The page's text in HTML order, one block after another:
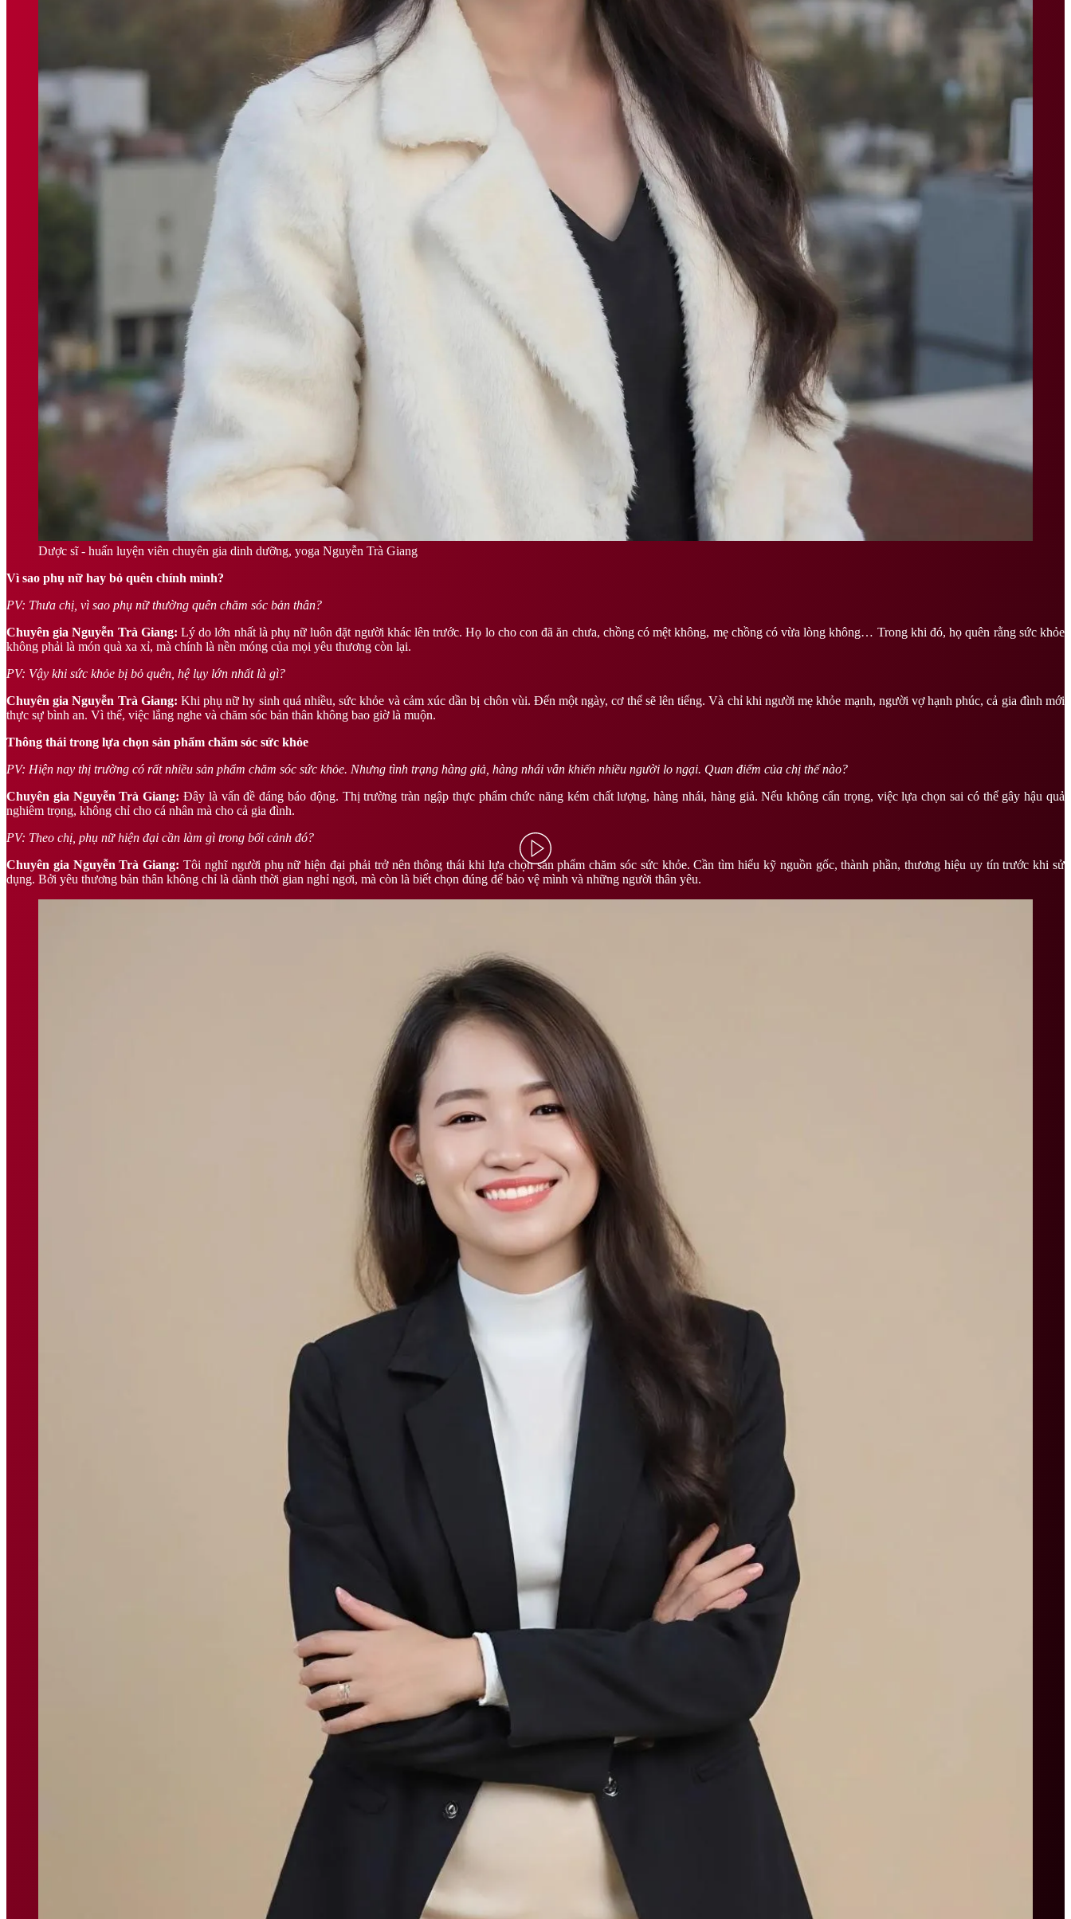
Dược sĩ - huấn luyện viên chuyên gia dinh dưỡng, yoga Nguyễn Trà Giang
Vì sao phụ nữ hay bỏ quên chính mình?
PV: Thưa chị, vì sao phụ nữ thường quên chăm sóc bản thân?
Chuyên gia Nguyễn Trà Giang: Lý do lớn nhất là phụ nữ luôn đặt người khác lên trước. Họ lo cho con đã ăn chưa, chồng có mệt không, mẹ chồng có vừa lòng không… Trong khi đó, họ quên rằng sức khỏe
không phải là món quà xa xỉ, mà chính là nền móng của mọi yêu thương còn lại.
PV: Vậy khi sức khỏe bị bỏ quên, hệ lụy lớn nhất là gì?
Chuyên gia Nguyễn Trà Giang: Khi phụ nữ hy sinh quá nhiều, sức khỏe và cảm xúc dần bị chôn vùi. Đến một ngày, cơ thể sẽ lên tiếng. Và chỉ khi người mẹ khỏe mạnh, người vợ hạnh phúc, cả gia đình mới
thực sự bình an. Vì thế, việc lắng nghe và chăm sóc bản thân không bao giờ là muộn.
Thông thái trong lựa chọn sản phẩm chăm sóc sức khỏe
PV: Hiện nay thị trường có rất nhiều sản phẩm chăm sóc sức khỏe. Nhưng tình trạng hàng giả, hàng nhái vẫn khiến nhiều người lo ngại. Quan điểm của chị thế nào?
Chuyên gia Nguyễn Trà Giang: Đây là vấn đề đáng báo động. Thị trường tràn ngập thực phẩm chức năng kém chất lượng, hàng nhái, hàng giả. Nếu không cẩn trọng, việc lựa chọn sai có thể gây hậu quả
nghiêm trọng, không chỉ cho cá nhân mà cho cả gia đình.
PV: Theo chị, phụ nữ hiện đại cần làm gì trong bối cảnh đó?
Chuyên gia Nguyễn Trà Giang: Tôi nghĩ người phụ nữ hiện đại phải trở nên thông thái khi lựa chọn sản phẩm chăm sóc sức khỏe. Cần tìm hiểu kỹ nguồn gốc, thành phần, thương hiệu uy tín trước khi sử
dụng. Bởi yêu thương bản thân không chỉ là dành thời gian nghỉ ngơi, mà còn là biết chọn đúng để bảo vệ mình và những người thân yêu.